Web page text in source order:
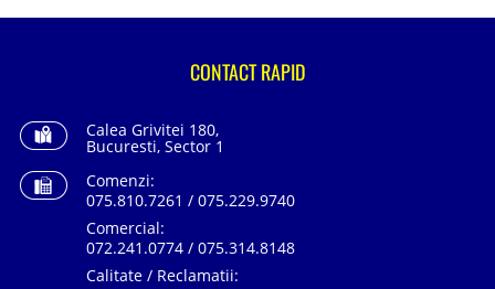
CONTACT RAPID
Calea Grivitei 180,
Bucuresti, Sector 1
Comenzi:
075.810.7261 / 075.229.9740
Comercial:
072.241.0774 / 075.314.8148
Calitate / Reclamatii: